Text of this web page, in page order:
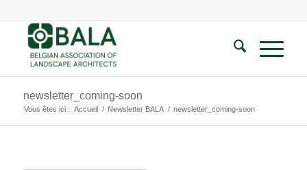
newsletter_coming-soon
Vous êtes ici : Accueil / Newsletter BALA / newsletter_coming-soon